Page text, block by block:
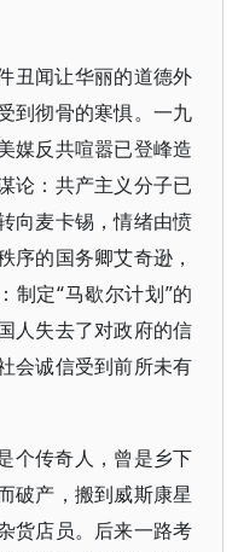
丑闻让华丽的道德外
到彻骨的寒惧。一九
媒反共喧嚣已登峰造
论：共产主义分子已
向麦卡锡，情绪由愤
序的国务卿艾奇逊，
制定“马歇尔计划”的
人失去了对政府的信
会诚信受到前所未有
个传奇人，曾是乡下
破产，搬到威斯康星
货店员。后来一路考